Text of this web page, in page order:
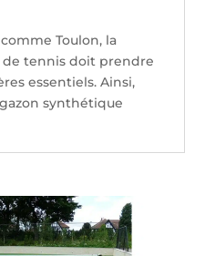
Toulon, la
de tennis doit prendre
essentiels. Ainsi,
synthétique